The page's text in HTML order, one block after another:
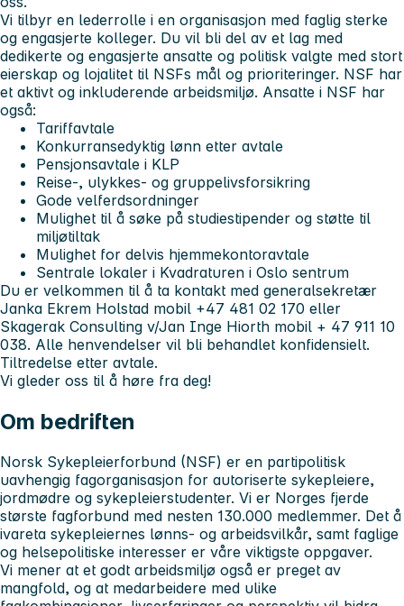
Vi tilbyr en lederrolle i en organisasjon med faglig sterke
og engasjerte kolleger. Du vil bli del av et lag med
dedikerte og engasjerte ansatte og politisk valgte med stort
eierskap og lojalitet til NSFs mål og prioriteringer. NSF har
et aktivt og inkluderende arbeidsmiljø. Ansatte i NSF har
også:
Tariffavtale
Konkurransedyktig lønn etter avtale
Pensjonsavtale i KLP
Reise-, ulykkes- og gruppelivsforsikring
Gode velferdsordninger
Mulighet til å søke på studiestipender og støtte til
miljøtiltak
Mulighet for delvis hjemmekontoravtale
Sentrale lokaler i Kvadraturen i Oslo sentrum
Du er velkommen til å ta kontakt med generalsekretær
Janka Ekrem Holstad mobil +47 481 02 170 eller
Skagerak Consulting v/Jan Inge Hiorth mobil + 47 911 10
038. Alle henvendelser vil bli behandlet konfidensielt.
Tiltredelse etter avtale.
Vi gleder oss til å høre fra deg!
Om bedriften
Norsk Sykepleierforbund (NSF) er en partipolitisk
uavhengig fagorganisasjon for autoriserte sykepleiere,
jordmødre og sykepleierstudenter. Vi er Norges fjerde
største fagforbund med nesten 130.000 medlemmer. Det å
ivareta sykepleiernes lønns- og arbeidsvilkår, samt faglige
og helsepolitiske interesser er våre viktigste oppgaver.
Vi mener at et godt arbeidsmiljø også er preget av
mangfold, og at medarbeidere med ulike